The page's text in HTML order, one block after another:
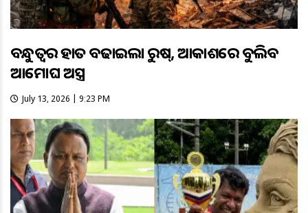
ବନ୍ଧୁତ୍ବର ହାତ ବଢାଇଲା ରୁଷ୍, ଆକାଶରେ ବୁଲିବ
ଆମୋଘ ଅସ୍ତ୍ର
July 13, 2026 | 9:23 PM